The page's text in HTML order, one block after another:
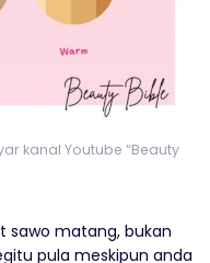
kanal Youtube “Beauty
sawo matang, bukan
pula meskipun anda